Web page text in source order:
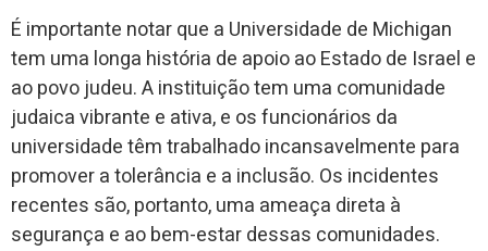
É importante notar que a Universidade de Michigan
tem uma longa história de apoio ao Estado de Israel e
ao povo judeu. A instituição tem uma comunidade
judaica vibrante e ativa, e os funcionários da
universidade têm trabalhado incansavelmente para
promover a tolerância e a inclusão. Os incidentes
recentes são, portanto, uma ameaça direta à
segurança e ao bem-estar dessas comunidades.